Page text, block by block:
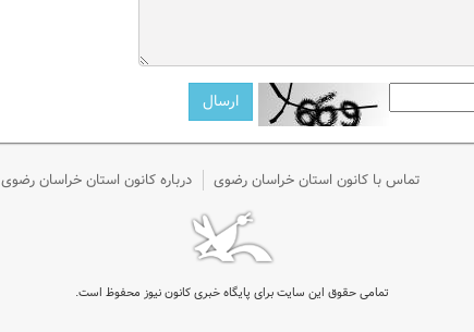
تماس با کانون استان خراسان رضوی درباره کانون استان خراسان رضوی
تمامی حقوق این سایت برای پایگاه خبری کانون نیوز محفوظ است.